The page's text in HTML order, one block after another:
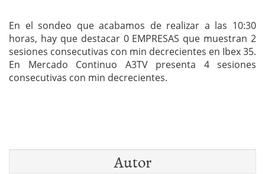
En el sondeo que acabamos de realizar a las 10:30
horas, hay que destacar 0 EMPRESAS que muestran 2
sesiones consecutivas con min decrecientes en Ibex 35.
En Mercado Continuo A3TV presenta 4 sesiones
consecutivas con min decrecientes.
Autor